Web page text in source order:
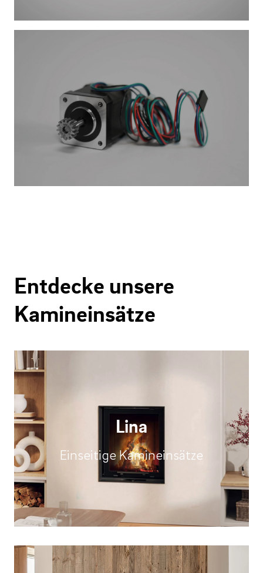
Entdecke unsere
Kamineinsätze
Lina
Einseitige Kamineinsätze